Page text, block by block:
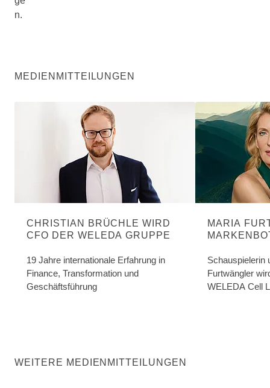
n.
MEDIENMITTEILUNGEN
CHRISTIAN BRÜCHLE WIRD
CFO DER WELEDA GRUPPE
19 Jahre internationale Erfahrung in
Finance, Transformation und
Geschäftsführung
MARIA
LONGEVITY
Schauspielerin
Furtwängler
WELEDA Cell
WEITERE MEDIENMITTEILUNGEN